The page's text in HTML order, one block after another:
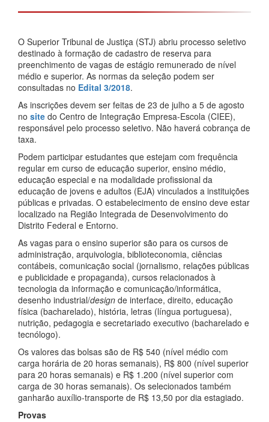
O Superior Tribunal de Justiça (STJ) abriu processo seletivo
destinado à formação de cadastro de reserva para
preenchimento de vagas de estágio remunerado de nível
médio e superior. As normas da seleção podem ser
consultadas no Edital 3/2018.
As inscrições devem ser feitas de 23 de julho a 5 de agosto
no site do Centro de Integração Empresa-Escola (CIEE),
responsável pelo processo seletivo. Não haverá cobrança de
taxa.
Podem participar estudantes que estejam com frequência
regular em curso de educação superior, ensino médio,
educação especial e na modalidade profissional da
educação de jovens e adultos (EJA) vinculados a instituições
públicas e privadas. O estabelecimento de ensino deve estar
localizado na Região Integrada de Desenvolvimento do
Distrito Federal e Entorno.
As vagas para o ensino superior são para os cursos de
administração, arquivologia, biblioteconomia, ciências
contábeis, comunicação social (jornalismo, relações públicas
e publicidade e propaganda), cursos relacionados à
tecnologia da informação e comunicação/informática,
desenho industrial/design de interface, direito, educação
física (bacharelado), história, letras (língua portuguesa),
nutrição, pedagogia e secretariado executivo (bacharelado e
tecnólogo).
Os valores das bolsas são de R$ 540 (nível médio com
carga horária de 20 horas semanais), R$ 800 (nível superior
para 20 horas semanais) e R$ 1.200 (nível superior com
carga de 30 horas semanais). Os selecionados também
ganharão auxílio-transporte de R$ 13,50 por dia estagiado.
Provas